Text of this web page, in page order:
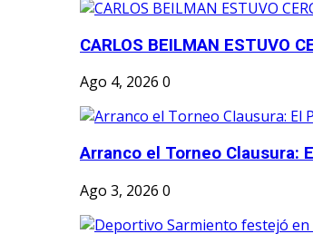
CARLOS BEILMAN ESTUVO
Ago 4, 2026 0
Arranco el Torneo Clausura:
Ago 3, 2026 0